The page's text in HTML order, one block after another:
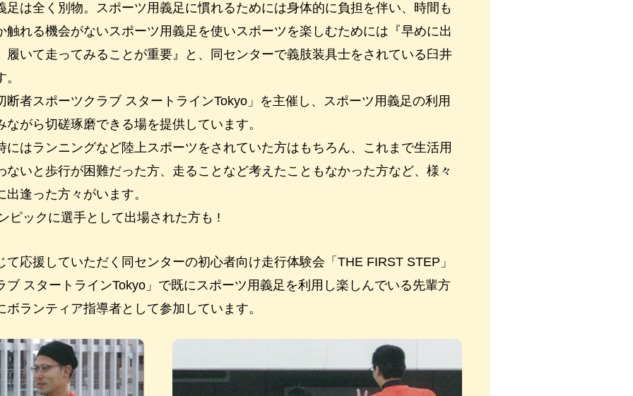
足は全く別物。スポーツ用義足に慣れるためには身体的に負担を伴い、時間も
触れる機会がないスポーツ用義足を使いスポーツを楽しむためには『早めに出
履いて走ってみることが重要』と、同センターで義肢装具士をされている臼井
断者スポーツクラブ スタートラインTokyo」を主催し、スポーツ用義足の利用
がら切磋琢磨できる場を提供しています。
にはランニングなど陸上スポーツをされていた方はもちろん、これまで生活用
ないと歩行が困難だった方、走ることなど考えたこともなかった方など、様々
逢った方々がいます。
ピックに選手として出場された方も !
応援していただく同センターの初心者向け走行体験会「THE FIRST STEP」
ブ スタートラインTokyo」で既にスポーツ用義足を利用し楽しんでいる先輩方
ランティア指導者として参加しています。